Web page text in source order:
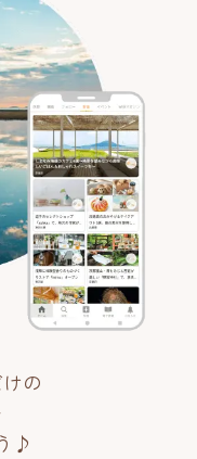
の
♪